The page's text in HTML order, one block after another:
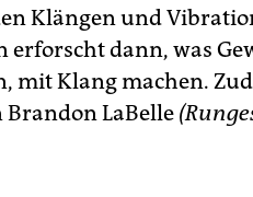
Klängen und
erforscht dann, was
mit Klang machen.
Brandon LaBelle